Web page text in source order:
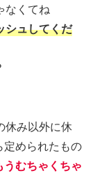
なくてね
シュしてくだ
休み以外に休
定められたもの
むちゃくちゃ